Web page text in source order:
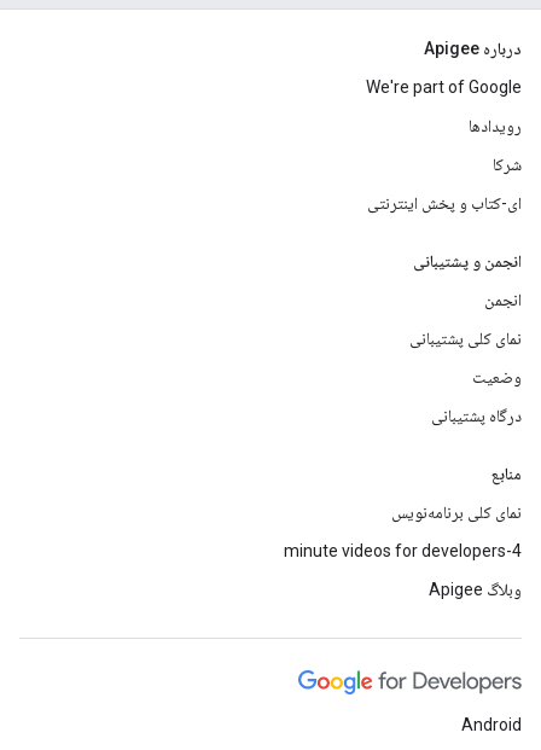
درباره Apigee
We're part of Google
رویدادها
شرکا
ای-کتاب و پخش اینترنتی
انجمن و پشتیبانی
انجمن
نمای کلی پشتیبانی
وضعیت
درگاه پشتیبانی
منابع
نمای کلی برنامه‌نویس
4-minute videos for developers
وبلاگ Apigee
Android